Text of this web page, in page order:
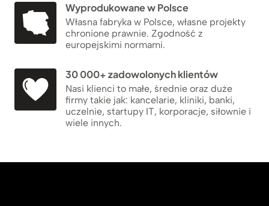
Wyprodukowane w Polsce
Własna fabryka w Polsce, własne projekty
chronione prawnie. Zgodność z
europejskimi normami.
30 000+ zadowolonych klientów
Nasi klienci to małe, średnie oraz duże
firmy takie jak: kancelarie, kliniki, banki,
uczelnie, startupy IT, korporacje, siłownie i
wiele innych.